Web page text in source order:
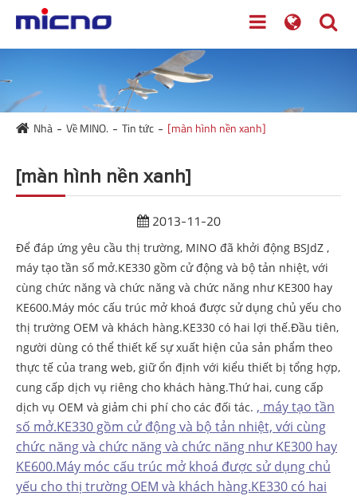
Nhà Về MINO. Tin tức [màn hình nền xanh]
[màn hình nền xanh]
2013-11-20
Để đáp ứng yêu cầu thị trường, MINO đã khởi động BSJdZ ,
máy tạo tần số mở.KE330 gồm cử động và bộ tản nhiệt, với
cùng chức năng và chức năng và chức năng như KE300 hay
KE600.Máy móc cấu trúc mở khoá được sử dụng chủ yếu cho
thị trường OEM và khách hàng.KE330 có hai lợi thế.Đầu tiên,
người dùng có thể thiết kế sự xuất hiện của sản phẩm theo
thực tế của trang web, giữ ổn định với kiểu thiết bị tổng hợp,
cung cấp dịch vụ riêng cho khách hàng.Thứ hai, cung cấp
dịch vụ OEM và giảm chi phí cho các đối tác. , máy tạo tần
số mở.KE330 gồm cử động và bộ tản nhiệt, với cùng
chức năng và chức năng và chức năng như KE300 hay
KE600.Máy móc cấu trúc mở khoá được sử dụng chủ
yếu cho thị trường OEM và khách hàng.KE330 có hai